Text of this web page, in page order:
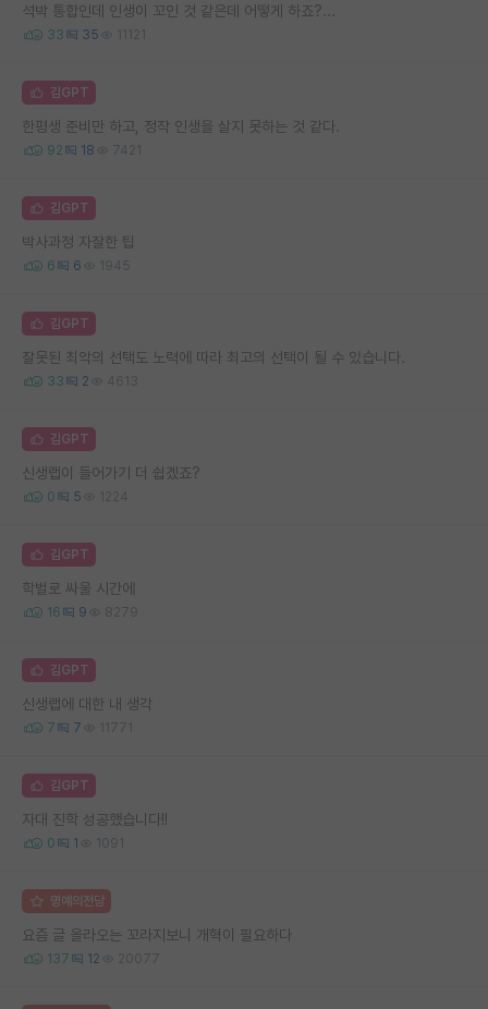
석박 통합인데 인생이 꼬인 것 같은데 어떻게 하죠?...
33 35 11121
김GPT
한평생 준비만 하고, 정작 인생을 살지 못하는 것 같다.
92 18 7421
김GPT
박사과정 자잘한 팁
6 6 1945
김GPT
잘못된 최악의 선택도 노력에 따라 최고의 선택이 될 수 있습니다.
33 2 4613
김GPT
신생랩이 들어가기 더 쉽겠죠?
0 5 1224
김GPT
학벌로 싸울 시간에
16 9 8279
김GPT
신생랩에 대한 내 생각
7 7 11771
김GPT
자대 진학 성공했습니다!!
0 1 1091
명예의전당
요즘 글 올라오는 꼬라지보니 개혁이 필요하다
137 12 20077